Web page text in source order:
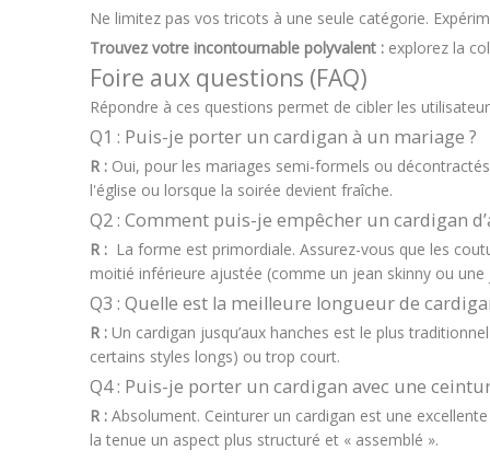
Ne limitez pas vos tricots à une seule catégorie.
Trouvez votre incontournable polyvalent : explorez la
Foire aux questions (FAQ)
Répondre à ces questions permet de cibler les
Q1 : Puis-je porter un cardigan à un mariage ?
R : Oui, pour les mariages semi-formels ou
l'église ou lorsque la soirée devient fraîche.
Q2 : Comment puis-je empêcher un cardigan
R : La forme est primordiale. Assurez-vous que les
moitié inférieure ajustée (comme un jean skinny ou une
Q3 : Quelle est la meilleure longueur de
R : Un cardigan jusqu’aux hanches est le plus
certains styles longs) ou trop court.
Q4 : Puis-je porter un cardigan avec une
R : Absolument. Ceinturer un cardigan est une
la tenue un aspect plus structuré et « assemblé ».